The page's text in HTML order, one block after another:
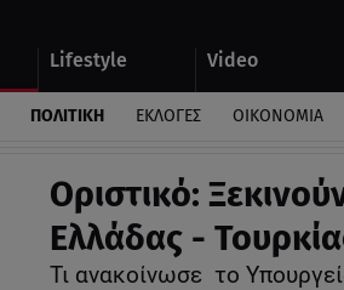
Lifestyle Video
ΠΟΛΙΤΙΚΗ ΕΚΛΟΓΕΣ ΟΙΚΟΝΟΜΙΑ
Οριστικό:
Ελλάδας -
Τι ανακοίνωσε το